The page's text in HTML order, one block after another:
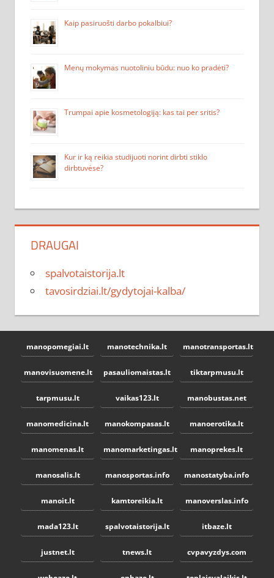
Kaip pasiruošti darbo pokalbiui?
Menų mokymas nuotoliniu būdu: nuo ko pradėti?
Trumpai apie kosmetologiją: kas tai per sritis?
Kur ir ką reikia studijuoti norint dirbti stiklo
dirbtuvėse?
DRAUGAI
spalvotaistorija.lt
tavosirdziai.lt/gydytojai-kalba/
manopomegiai.lt manotechnika.lt manotransportas.lt
manovisuomene.lt pasauliomaistas.lt tiktarpmusu.lt
tarpmusu.lt vaikas123.lt manobustas.net
manomedicina.lt manokompasas.lt manoerotika.lt
manomenas.lt manomarketingas.lt manoprekes.lt
manosalis.lt manosportas.info manostatyba.info
manoit.lt kamtoreikia.lt manoverslas.info
mada123.lt spalvotaistorija.lt itbaze.lt
justnet.lt tnews.lt cvpavyzdys.com